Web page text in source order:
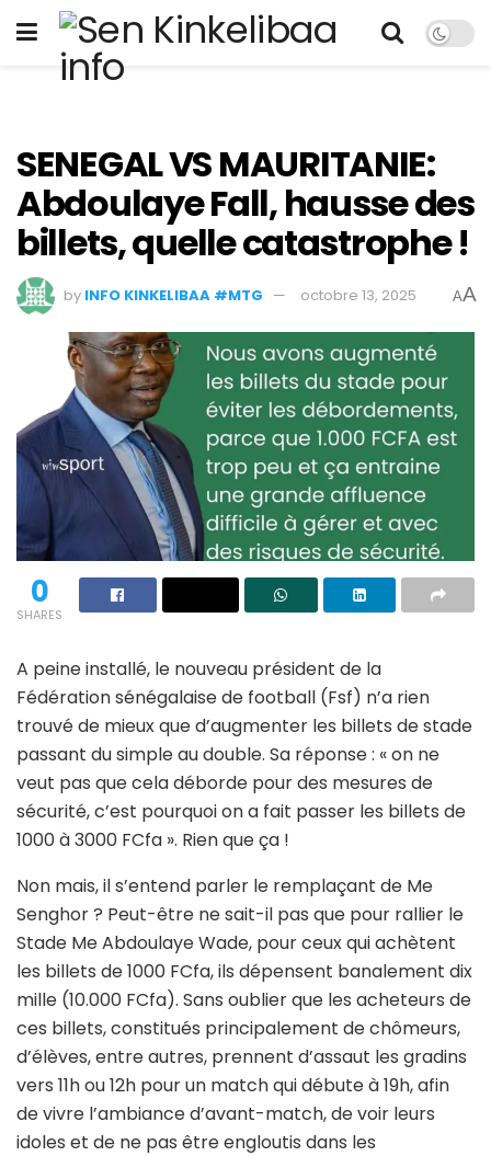
SENEGAL VS MAURITANIE:
Abdoulaye Fall, hausse des
billets, quelle catastrophe !
by INFO KINKELIBAA #MTG octobre 13, 2025 AA
0
SHARES
A peine installé, le nouveau président de la
Fédération sénégalaise de football (Fsf) n’a rien
trouvé de mieux que d’augmenter les billets de stade
passant du simple au double. Sa réponse : « on ne
veut pas que cela déborde pour des mesures de
sécurité, c’est pourquoi on a fait passer les billets de
1000 à 3000 FCfa ». Rien que ça !
Non mais, il s’entend parler le remplaçant de Me
Senghor ? Peut-être ne sait-il pas que pour rallier le
Stade Me Abdoulaye Wade, pour ceux qui achètent
les billets de 1000 FCfa, ils dépensent banalement dix
mille (10.000 FCfa). Sans oublier que les acheteurs de
ces billets, constitués principalement de chômeurs,
d’élèves, entre autres, prennent d’assaut les gradins
vers 11h ou 12h pour un match qui débute à 19h, afin
de vivre l’ambiance d’avant-match, de voir leurs
idoles et de ne pas être engloutis dans les